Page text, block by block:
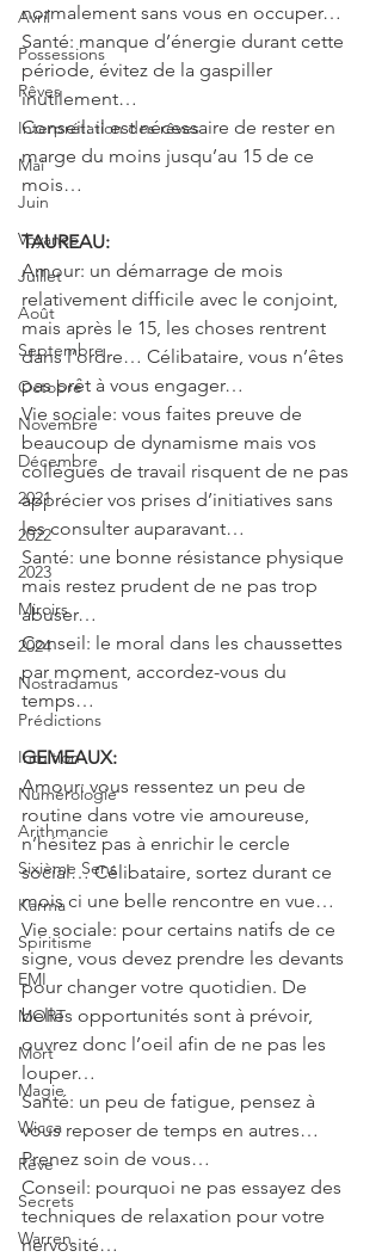
Avril
Possessions
Rêves
Interprétation des rêves
Mai
Juin
Voyance
Juillet
Août
Septembre
Octobre
Novembre
Décembre
2021
2022
2023
Miroirs
2024
Nostradamus
Prédictions
Intuition
Numérologie
Arithmancie
Sixième Sens
Karma
Spiritisme
EMI
MORT
Mort
Magie
Wicca
Rêve
Secrets
Warren
normalement sans vous en occuper…
Santé: manque d’énergie durant cette
période, évitez de la gaspiller
inutilement…
Conseil: il est nécessaire de rester en
marge du moins jusqu’au 15 de ce
mois…
TAUREAU:
Amour: un démarrage de mois
relativement difficile avec le conjoint,
mais après le 15, les choses rentrent
dans l’ordre… Célibataire, vous n’êtes
pas prêt à vous engager…
Vie sociale: vous faites preuve de
beaucoup de dynamisme mais vos
collègues de travail risquent de ne pas
apprécier vos prises d’initiatives sans
les consulter auparavant…
Santé: une bonne résistance physique
mais restez prudent de ne pas trop
abuser…
Conseil: le moral dans les chaussettes
par moment, accordez-vous du
temps…
GEMEAUX:
Amour: vous ressentez un peu de
routine dans votre vie amoureuse,
n’hésitez pas à enrichir le cercle
social… Célibataire, sortez durant ce
mois ci une belle rencontre en vue…
Vie sociale: pour certains natifs de ce
signe, vous devez prendre les devants
pour changer votre quotidien. De
belles opportunités sont à prévoir,
ouvrez donc l’oeil afin de ne pas les
louper…
Santé: un peu de fatigue, pensez à
vous reposer de temps en autres…
Prenez soin de vous…
Conseil: pourquoi ne pas essayez des
techniques de relaxation pour votre
nervosité…